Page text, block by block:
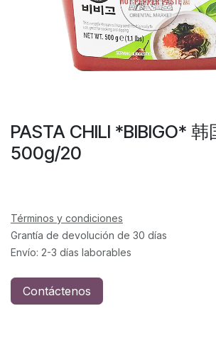
PASTA CHILI *BIBIGO*
500g/20
Términos y condiciones
Grantía de devolución de 30 días
Envío: 2-3 días laborables
Contáctenos